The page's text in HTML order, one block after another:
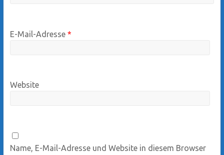
E-Mail-Adresse *
Website
Name, E-Mail-Adresse und Website in diesem Browser